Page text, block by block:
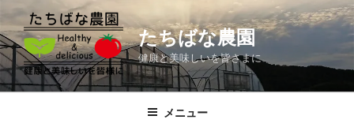
ン
テ
ン
ツ
たちばな農園
健康と美味しいを皆さまに
メニュー